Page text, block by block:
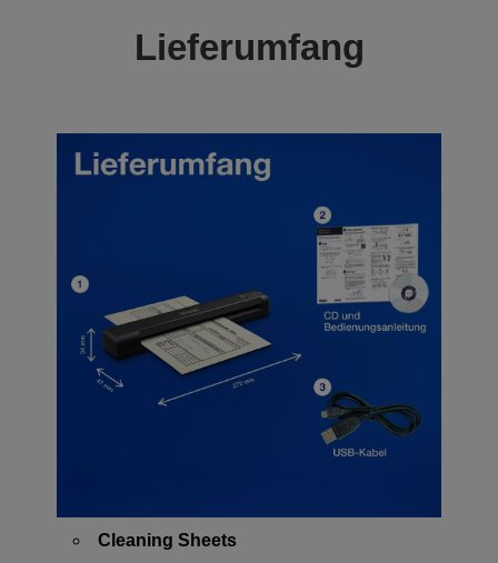
Lieferumfang
Cleaning Sheets